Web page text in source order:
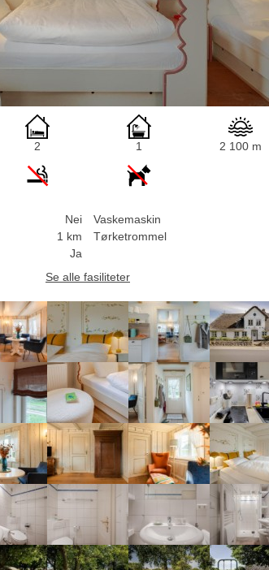
2 1 2 100 m
Nei
1 km
Ja
Vaskemaskin
Tørketrommel
Se alle fasiliteter